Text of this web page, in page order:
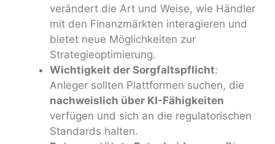
verändert die Art und Weise, wie Händler
mit den Finanzmärkten interagieren und
bietet neue Möglichkeiten zur
Strategieoptimierung.
Wichtigkeit der Sorgfaltspflicht:
Anleger sollten Plattformen suchen, die
nachweislich über KI-Fähigkeiten
verfügen und sich an die regulatorischen
Standards halten.